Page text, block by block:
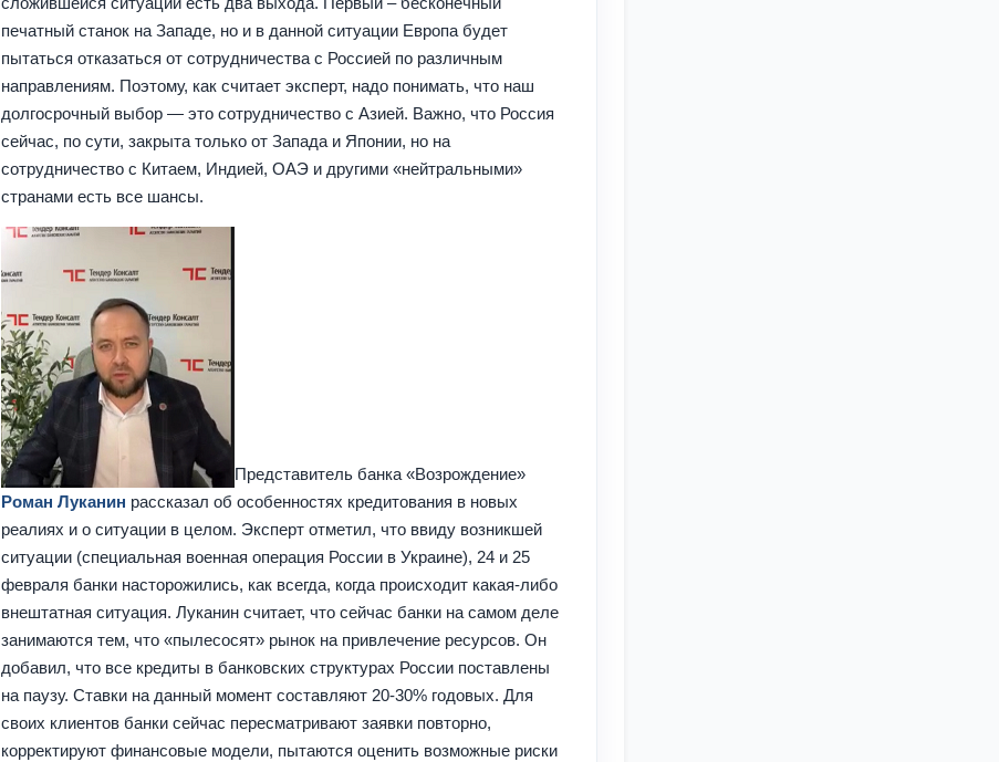
печатный станок на Западе, но и в данной ситуации Европа будет
пытаться отказаться от сотрудничества с Россией по различным
направлениям. Поэтому, как считает эксперт, надо понимать, что наш
долгосрочный выбор — это сотрудничество с Азией. Важно, что Россия
сейчас, по сути, закрыта только от Запада и Японии, но на
сотрудничество с Китаем, Индией, ОАЭ и другими «нейтральными»
странами есть все шансы.
Представитель банка «Возрождение»
Роман Луканин рассказал об особенностях кредитования в новых
реалиях и о ситуации в целом. Эксперт отметил, что ввиду возникшей
ситуации (специальная военная операция России в Украине), 24 и 25
февраля банки насторожились, как всегда, когда происходит какая-либо
внештатная ситуация. Луканин считает, что сейчас банки на самом деле
занимаются тем, что «пылесосят» рынок на привлечение ресурсов. Он
добавил, что все кредиты в банковских структурах России поставлены
на паузу. Ставки на данный момент составляют 20-30% годовых. Для
своих клиентов банки сейчас пересматривают заявки повторно,
корректируют финансовые модели, пытаются оценить возможные риски